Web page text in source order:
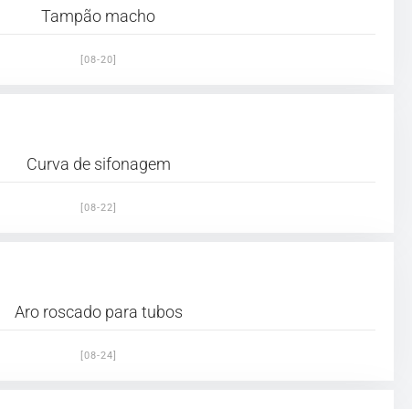
Tampão macho
[08-20]
Curva de sifonagem
[08-22]
Aro roscado para tubos
[08-24]